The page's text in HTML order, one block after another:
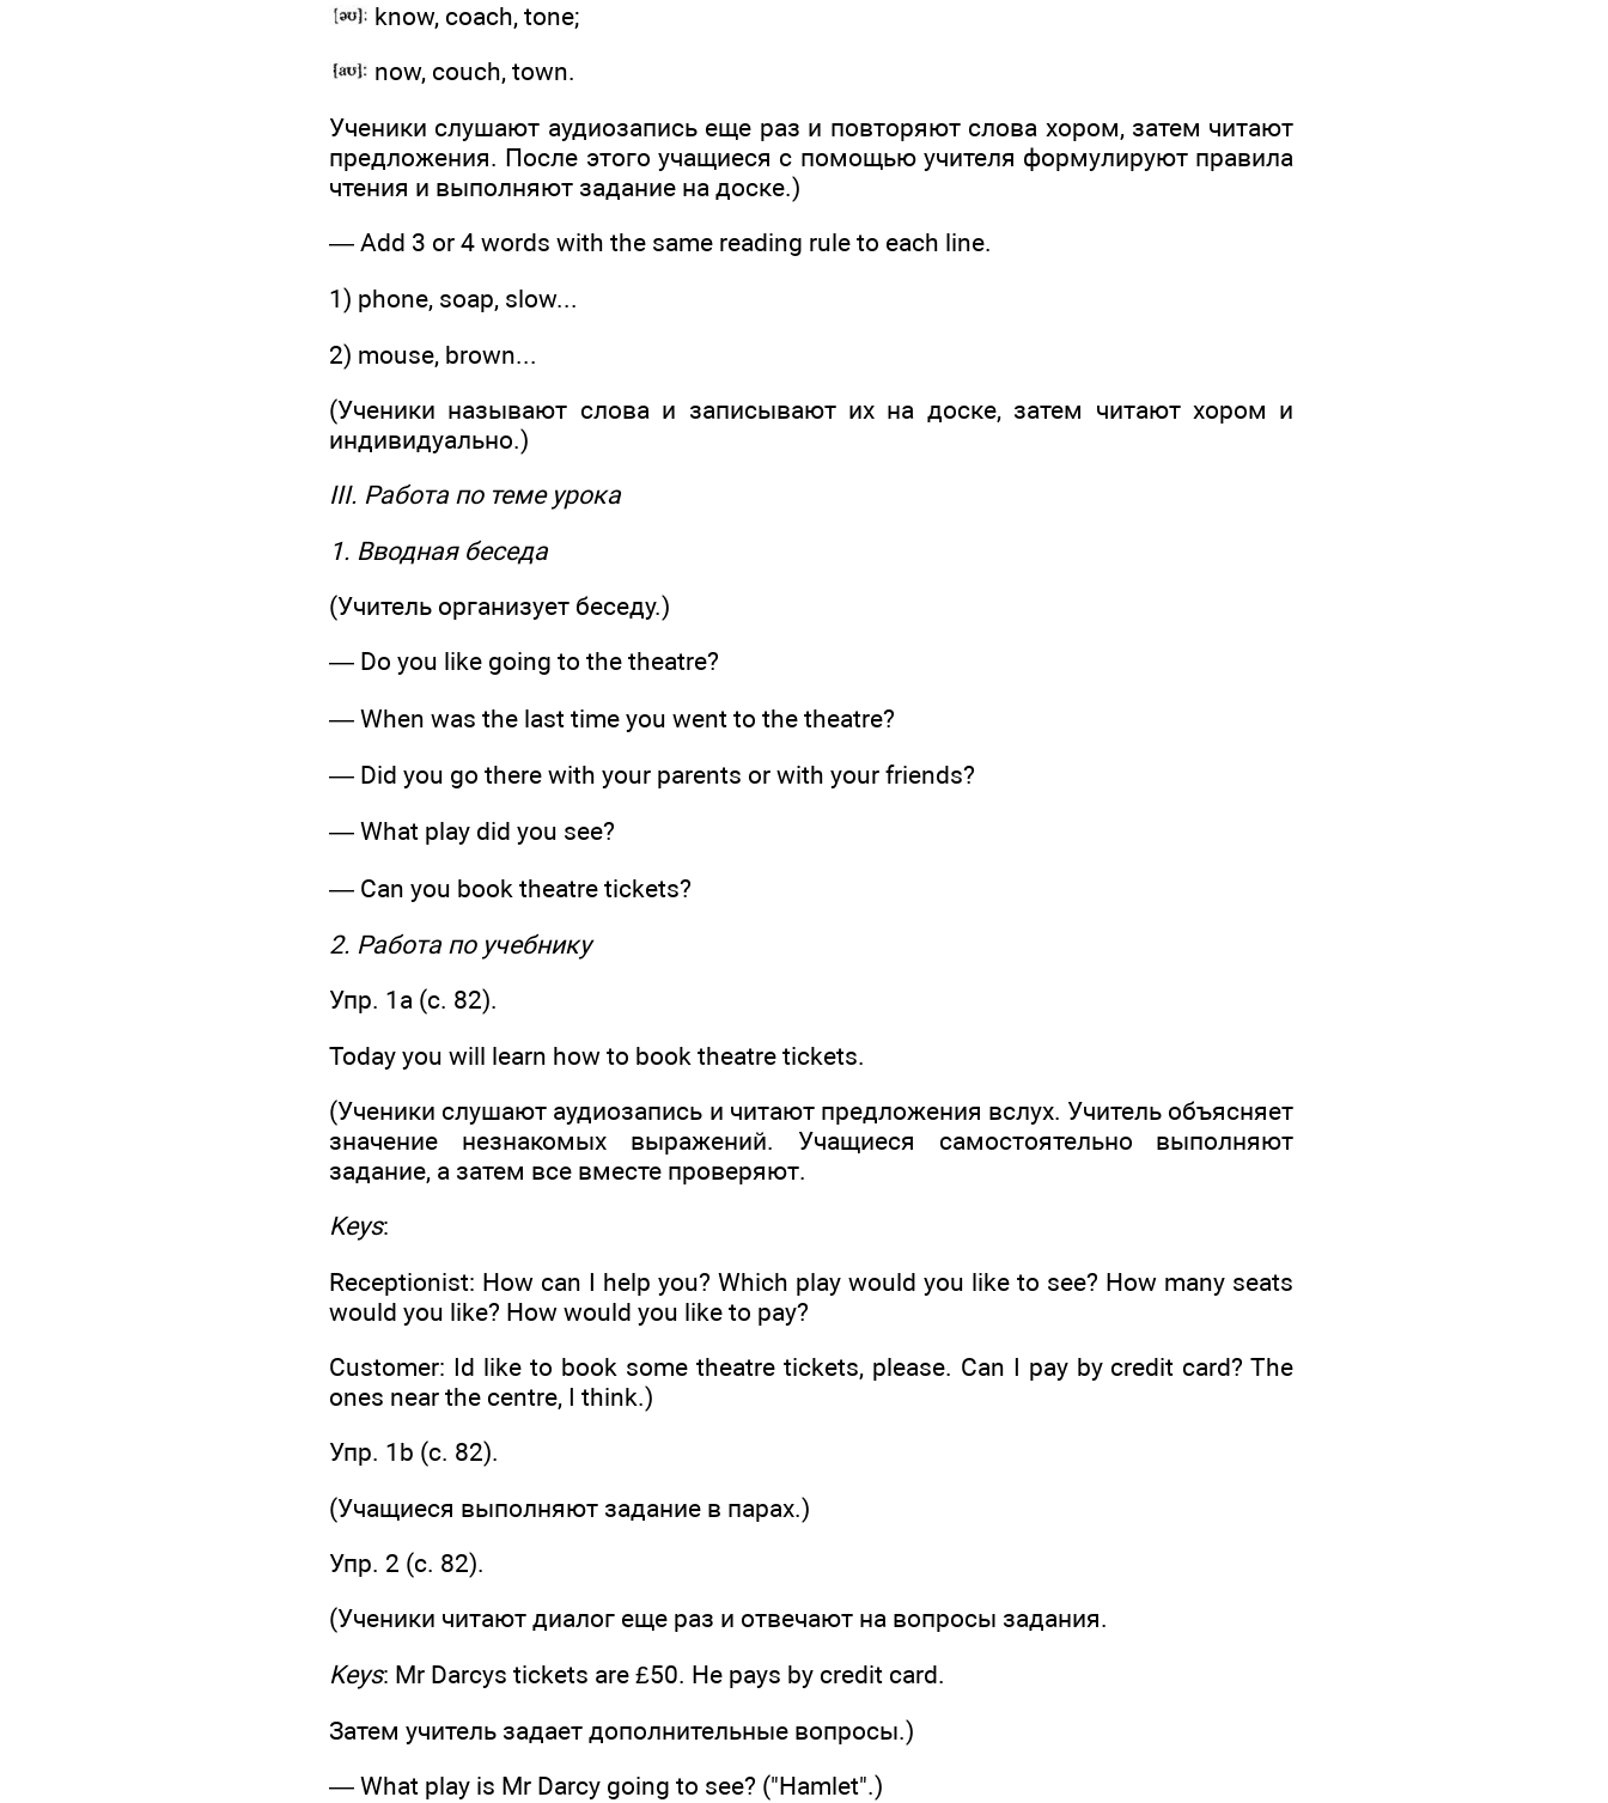
know, coach, tone;
now, couch, town.
Ученики слушают аудиозапись еще раз и повторяют слова хором, затем читают
предложения. После этого учащиеся с помощью учителя формулируют правила
чтения и выполняют задание на доске.)
— Add 3 or 4 words with the same reading rule to each line.
1) phone, soap, slow...
2) mouse, brown...
(Ученики называют слова и записывают их на доске, затем читают хором и
индивидуально.)
III. Работа по теме урока
1. Вводная беседа
(Учитель организует беседу.)
— Do you like going to the theatre?
— When was the last time you went to the theatre?
— Did you go there with your parents or with your friends?
— What play did you see?
— Can you book theatre tickets?
2. Работа по учебнику
Упр. 1a (c. 82).
Today you will learn how to book theatre tickets.
(Ученики слушают аудиозапись и читают предложения вслух. Учитель объясняет
значение незнакомых выражений. Учащиеся самостоятельно выполняют
задание, а затем все вместе проверяют.
Keys:
Receptionist: How can I help you? Which play would you like to see? How many seats
would you like? How would you like to pay?
Customer: Id like to book some theatre tickets, please. Can I pay by credit card? The
ones near the centre, I think.)
Упр. 1b (c. 82).
(Учащиеся выполняют задание в парах.)
Упр. 2 (с. 82).
(Ученики читают диалог еще раз и отвечают на вопросы задания.
Keys: Mr Darcys tickets are £50. He pays by credit card.
Затем учитель задает дополнительные вопросы.)
— What play is Mr Darcy going to see? ("Hamlet".)